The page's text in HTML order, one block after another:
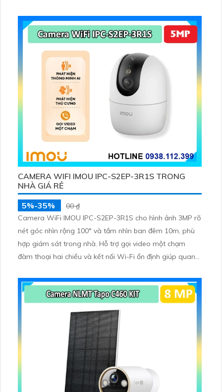
thẻ microSD lên đến 512GB
CAMERA WIFI IMOU IPC-S2EP-3R1S TRONG
NHÀ GIÁ RẺ
5%-35%
00 ₫
Camera WiFi IMOU IPC-S2EP-3R1S cho hình ảnh 3MP rõ
nét góc nhìn rộng 100° và tầm nhìn ban đêm 10m, phù
hợp giám sát trong nhà. Hỗ trợ gọi video một chạm
đàm thoại hai chiều và kết nối Wi-Fi ổn định giúp quan
256GB hoặc lưu đám mây dễ lắp đặt cho gia đình và văn
phòng nhỏ.